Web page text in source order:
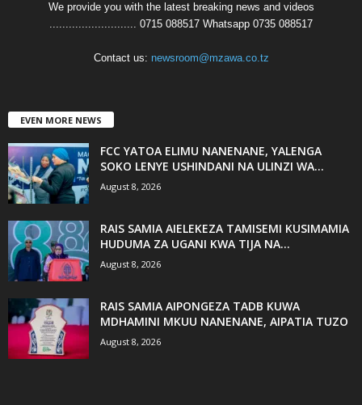
We provide you with the latest breaking news and videos
........................... 0715 088517 Whatsapp 0735 088517
Contact us: newsroom@mzawa.co.tz
EVEN MORE NEWS
FCC YATOA ELIMU NANENANE, YALENGA
SOKO LENYE USHINDANI NA ULINZI WA...
August 8, 2026
RAIS SAMIA AIELEKEZA TAMISEMI KUSIMAMIA
HUDUMA ZA UGANI KWA TIJA NA...
August 8, 2026
RAIS SAMIA AIPONGEZA TADB KUWA
MDHAMINI MKUU NANENANE, AIPATIA TUZO
August 8, 2026